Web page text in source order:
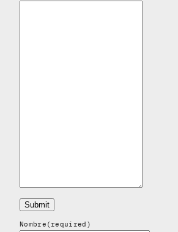
Submit
Nombre (required)